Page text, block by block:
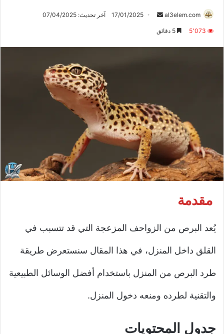
al3elem.com
أرسل 17/01/2025 آخر تحديث: 07/04/2025
5٬073
مقدمة
يُعد البرص من الزواحف المزعجة التي قد تتسبب في
القلق داخل المنزل، في هذا المقال سنستعرض طريقة
طرد البرص من المنزل باستخدام أفضل الوسائل الطبيعية
والتقنية لطرده ومنعه دخول المنزل.
جدول المحتويات